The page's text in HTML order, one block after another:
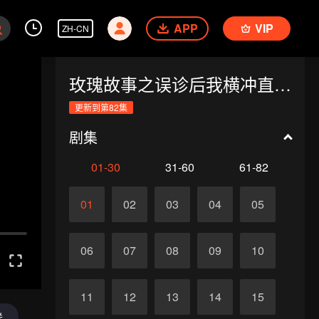
ZH-CN APP VIP
玫瑰故事之误诊后我横冲直撞（韩语版）
更新到第82集
剧集
01-30 31-60 61-82
01 02 03 04 05
06 07 08 09 10
11 12 13 14 15